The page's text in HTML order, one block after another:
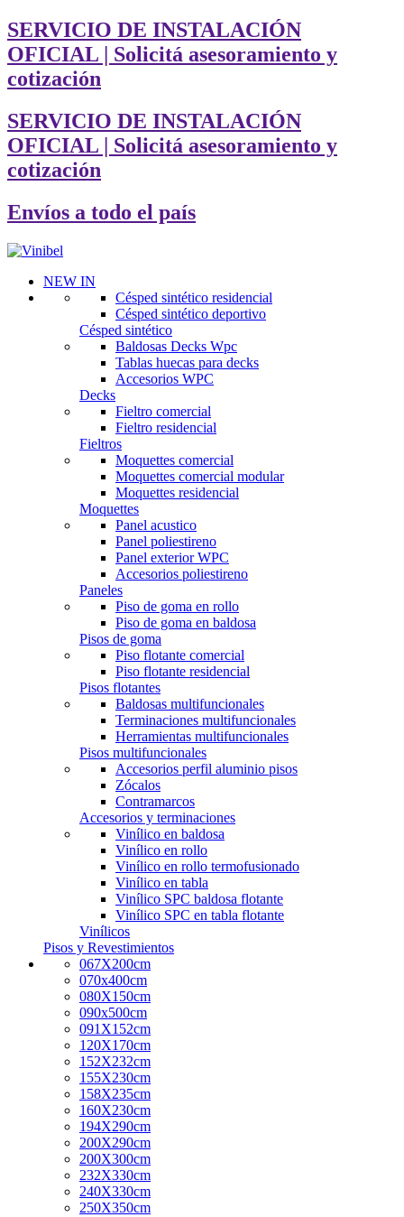
SERVICIO DE INSTALACIÓN
OFICIAL | Solicitá asesoramiento y
cotización
SERVICIO DE INSTALACIÓN
OFICIAL | Solicitá asesoramiento y
cotización
Envíos a todo el país
NEW IN
Césped sintético residencial
Césped sintético deportivo
Césped sintético
Baldosas Decks Wpc
Tablas huecas para decks
Accesorios WPC
Decks
Fieltro comercial
Fieltro residencial
Fieltros
Moquettes comercial
Moquettes comercial modular
Moquettes residencial
Moquettes
Panel acustico
Panel poliestireno
Panel exterior WPC
Accesorios poliestireno
Paneles
Piso de goma en rollo
Piso de goma en baldosa
Pisos de goma
Piso flotante comercial
Piso flotante residencial
Pisos flotantes
Baldosas multifuncionales
Terminaciones multifuncionales
Herramientas multifuncionales
Pisos multifuncionales
Accesorios perfil aluminio pisos
Zócalos
Contramarcos
Accesorios y terminaciones
Vinílico en baldosa
Vinílico en rollo
Vinílico en rollo termofusionado
Vinílico en tabla
Vinílico SPC baldosa flotante
Vinílico SPC en tabla flotante
Vinílicos
Pisos y Revestimientos
067X200cm
070x400cm
080X150cm
090x500cm
091X152cm
120X170cm
152X232cm
155X230cm
158X235cm
160X230cm
194X290cm
200X290cm
200X300cm
232X330cm
240X330cm
250X350cm